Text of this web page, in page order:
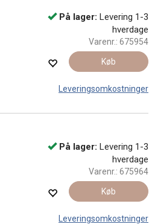
På lager: Levering 1-3
hverdage
Varenr.: 675954
Køb
Leveringsomkostninger
På lager: Levering 1-3
hverdage
Varenr.: 675964
Køb
Leveringsomkostninger